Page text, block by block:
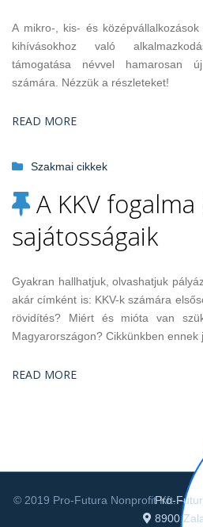
A mikro-, kis- és
kihívásokhoz való
támogatása névvel hamarosan
számára. Nézzük a részleteket!
READ MORE
Szakmai cikkek
A KKV fogalma
sajátosságaik
Gyakran hallhatjuk, olvashatjuk
akár címként is: KKV-k számára
rövidítés? Miért és mióta van
Magyarországon? Cikkünkben ennek
READ MORE
© 2019 Pro-Futura Nonprofit Kft. –
Pro-
8900